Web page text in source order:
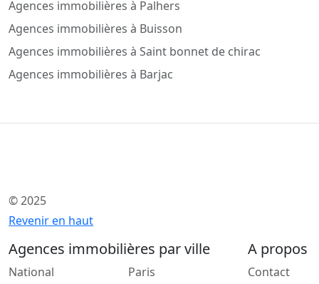
Agences immobilières à Palhers
Agences immobilières à Buisson
Agences immobilières à Saint bonnet de chirac
Agences immobilières à Barjac
© 2025
Revenir en haut
Agences immobilières par ville
National Paris
A propos
Contact